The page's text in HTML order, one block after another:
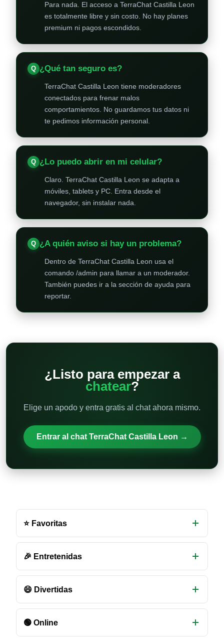
Para nada. El acceso a TerraChat Castilla Leon
es totalmente libre y sin costo. No hay planes
premium ni pagos escondidos.
¿Qué tan seguro es?
TerraChat Castilla Leon tiene moderadores
conectados para frenar malos
comportamientos. No guardamos tus datos ni
te pedimos información personal.
¿Lo puedo abrir en mi celular?
Claro. TerraChat Castilla Leon se adapta a
móviles, tablets y PC. Entra desde el
navegador, sin instalar nada.
¿A quién aviso si hay un problema?
Dentro de TerraChat Castilla Leon usa el
comando /admin para llamar a un moderador.
También puedes ir a la sección de ayuda para
reportar.
¿Listo para empezar a
chatear?
Elige un apodo y entra gratis al chat ahora mismo.
Entrar al chat TerraChat Castilla Leon →
de
chat
disponibles
⭐ Favoritas
🎉 Entretenidas
😄 Divertidas
🟢 Online